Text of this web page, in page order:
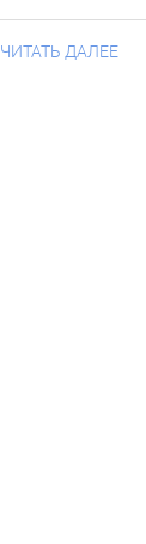
ЧИТАТЬ ДАЛЕЕ